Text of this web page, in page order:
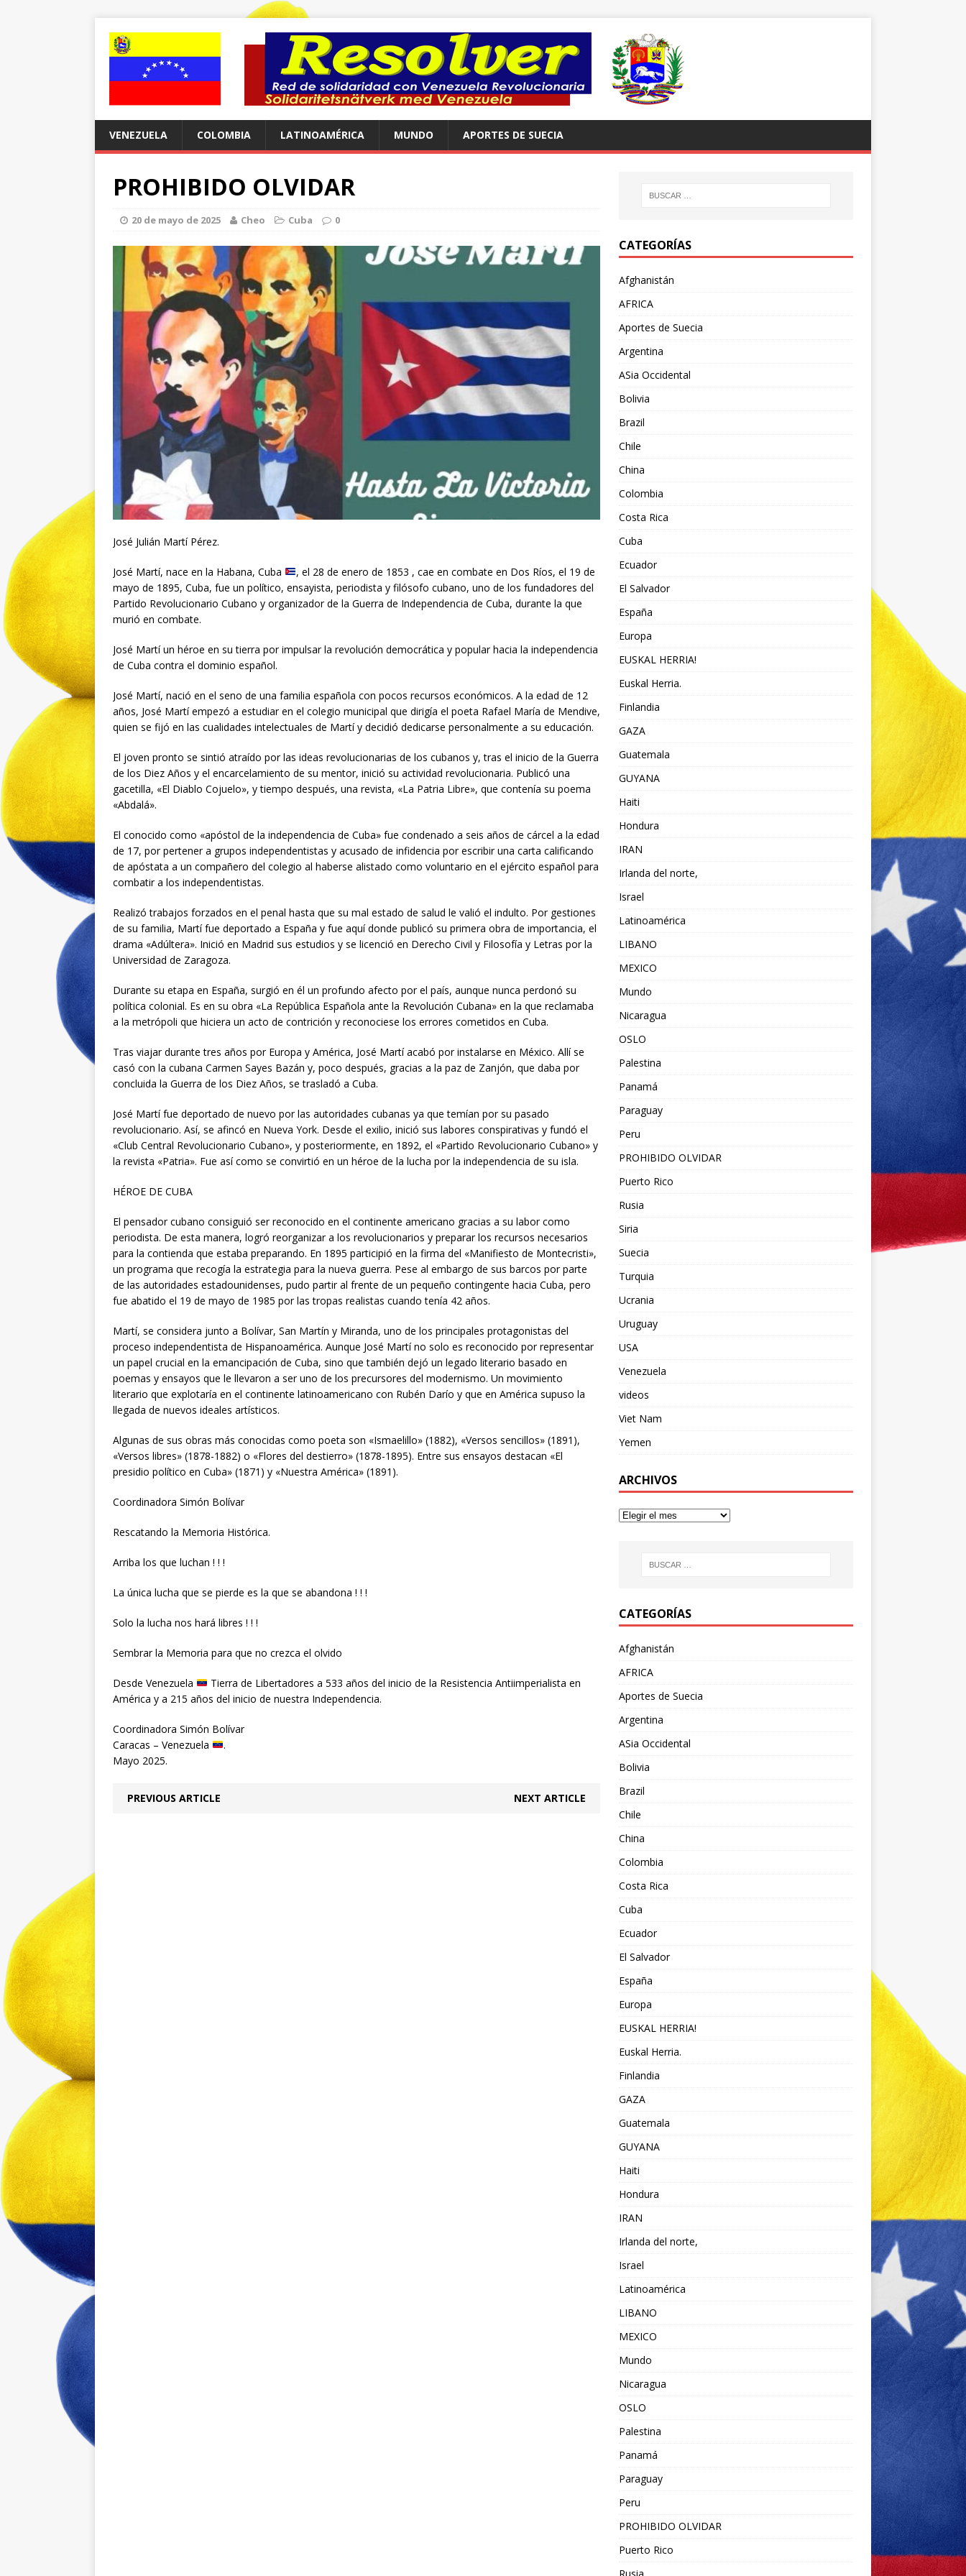
VENEZUELA COLOMBIA LATINOAMÉRICA MUNDO APORTES DE SUECIA
PROHIBIDO OLVIDAR
20 de mayo de 2025 Cheo Cuba 0
José Julián Martí Pérez.
José Martí, nace en la Habana, Cuba
, el 28 de enero de 1853 , cae en combate en Dos Ríos, el 19 de
mayo de 1895, Cuba, fue un político, ensayista, periodista y filósofo cubano, uno de los fundadores del
Partido Revolucionario Cubano y organizador de la Guerra de Independencia de Cuba, durante la que
murió en combate.
José Martí un héroe en su tierra por impulsar la revolución democrática y popular hacia la independencia
de Cuba contra el dominio español.
José Martí, nació en el seno de una familia española con pocos recursos económicos. A la edad de 12
años, José Martí empezó a estudiar en el colegio municipal que dirigía el poeta Rafael María de Mendive,
quien se fijó en las cualidades intelectuales de Martí y decidió dedicarse personalmente a su educación.
El joven pronto se sintió atraído por las ideas revolucionarias de los cubanos y, tras el inicio de la Guerra
de los Diez Años y el encarcelamiento de su mentor, inició su actividad revolucionaria. Publicó una
gacetilla, «El Diablo Cojuelo», y tiempo después, una revista, «La Patria Libre», que contenía su poema
«Abdalá».
El conocido como «apóstol de la independencia de Cuba» fue condenado a seis años de cárcel a la edad
de 17, por pertener a grupos independentistas y acusado de infidencia por escribir una carta calificando
de apóstata a un compañero del colegio al haberse alistado como voluntario en el ejército español para
combatir a los independentistas.
Realizó trabajos forzados en el penal hasta que su mal estado de salud le valió el indulto. Por gestiones
de su familia, Martí fue deportado a España y fue aquí donde publicó su primera obra de importancia, el
drama «Adúltera». Inició en Madrid sus estudios y se licenció en Derecho Civil y Filosofía y Letras por la
Universidad de Zaragoza.
Durante su etapa en España, surgió en él un profundo afecto por el país, aunque nunca perdonó su
política colonial. Es en su obra «La República Española ante la Revolución Cubana» en la que reclamaba
a la metrópoli que hiciera un acto de contrición y reconociese los errores cometidos en Cuba.
Tras viajar durante tres años por Europa y América, José Martí acabó por instalarse en México. Allí se
casó con la cubana Carmen Sayes Bazán y, poco después, gracias a la paz de Zanjón, que daba por
concluida la Guerra de los Diez Años, se trasladó a Cuba.
José Martí fue deportado de nuevo por las autoridades cubanas ya que temían por su pasado
revolucionario. Así, se afincó en Nueva York. Desde el exilio, inició sus labores conspirativas y fundó el
«Club Central Revolucionario Cubano», y posteriormente, en 1892, el «Partido Revolucionario Cubano» y
la revista «Patria». Fue así como se convirtió en un héroe de la lucha por la independencia de su isla.
HÉROE DE CUBA
El pensador cubano consiguió ser reconocido en el continente americano gracias a su labor como
periodista. De esta manera, logró reorganizar a los revolucionarios y preparar los recursos necesarios
para la contienda que estaba preparando. En 1895 participió en la firma del «Manifiesto de Montecristi»,
un programa que recogía la estrategia para la nueva guerra. Pese al embargo de sus barcos por parte
de las autoridades estadounidenses, pudo partir al frente de un pequeño contingente hacia Cuba, pero
fue abatido el 19 de mayo de 1985 por las tropas realistas cuando tenía 42 años.
Martí, se considera junto a Bolívar, San Martín y Miranda, uno de los principales protagonistas del
proceso independentista de Hispanoamérica. Aunque José Martí no solo es reconocido por representar
un papel crucial en la emancipación de Cuba, sino que también dejó un legado literario basado en
poemas y ensayos que le llevaron a ser uno de los precursores del modernismo. Un movimiento
literario que explotaría en el continente latinoamericano con Rubén Darío y que en América supuso la
llegada de nuevos ideales artísticos.
Algunas de sus obras más conocidas como poeta son «Ismaelillo» (1882), «Versos sencillos» (1891),
«Versos libres» (1878-1882) o «Flores del destierro» (1878-1895). Entre sus ensayos destacan «El
presidio político en Cuba» (1871) y «Nuestra América» (1891).
Coordinadora Simón Bolívar
Rescatando la Memoria Histórica.
Arriba los que luchan ! ! !
La única lucha que se pierde es la que se abandona ! ! !
Solo la lucha nos hará libres ! ! !
Sembrar la Memoria para que no crezca el olvido
Desde Venezuela
Tierra de Libertadores a 533 años del inicio de la Resistencia Antiimperialista en
América y a 215 años del inicio de nuestra Independencia.
Coordinadora Simón Bolívar
Caracas – Venezuela
.
Mayo 2025.
PREVIOUS ARTICLE NEXT ARTICLE
CATEGORÍAS
Afghanistán
AFRICA
Aportes de Suecia
Argentina
ASia Occidental
Bolivia
Brazil
Chile
China
Colombia
Costa Rica
Cuba
Ecuador
El Salvador
España
Europa
EUSKAL HERRIA!
Euskal Herria.
Finlandia
GAZA
Guatemala
GUYANA
Haiti
Hondura
IRAN
Irlanda del norte,
Israel
Latinoamérica
LIBANO
MEXICO
Mundo
Nicaragua
OSLO
Palestina
Panamá
Paraguay
Peru
PROHIBIDO OLVIDAR
Puerto Rico
Rusia
Siria
Suecia
Turquia
Ucrania
Uruguay
USA
Venezuela
videos
Viet Nam
Yemen
ARCHIVOS
CATEGORÍAS
Afghanistán
AFRICA
Aportes de Suecia
Argentina
ASia Occidental
Bolivia
Brazil
Chile
China
Colombia
Costa Rica
Cuba
Ecuador
El Salvador
España
Europa
EUSKAL HERRIA!
Euskal Herria.
Finlandia
GAZA
Guatemala
GUYANA
Haiti
Hondura
IRAN
Irlanda del norte,
Israel
Latinoamérica
LIBANO
MEXICO
Mundo
Nicaragua
OSLO
Palestina
Panamá
Paraguay
Peru
PROHIBIDO OLVIDAR
Puerto Rico